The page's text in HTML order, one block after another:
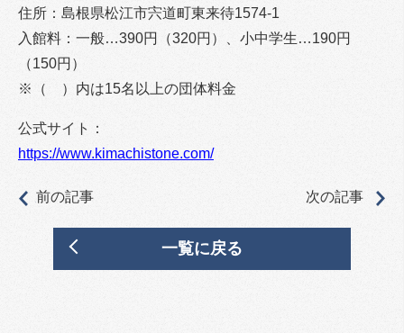
住所：島根県松江市宍道町東来待1574-1
入館料：一般…390円（320円）、小中学生…190円
（150円）
※（ ）内は15名以上の団体料金
公式サイト：
https://www.kimachistone.com/
前の記事 次の記事
一覧に戻る